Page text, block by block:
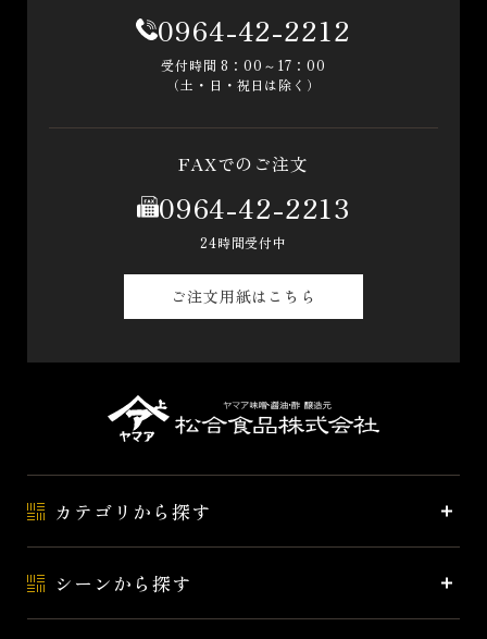
0964-42-2212
受付時間 8：00～17：00
（土・日・祝日は除く）
FAXでのご注文
0964-42-2213
24時間受付中
ご注文用紙はこちら
カテゴリから探す
シーンから探す